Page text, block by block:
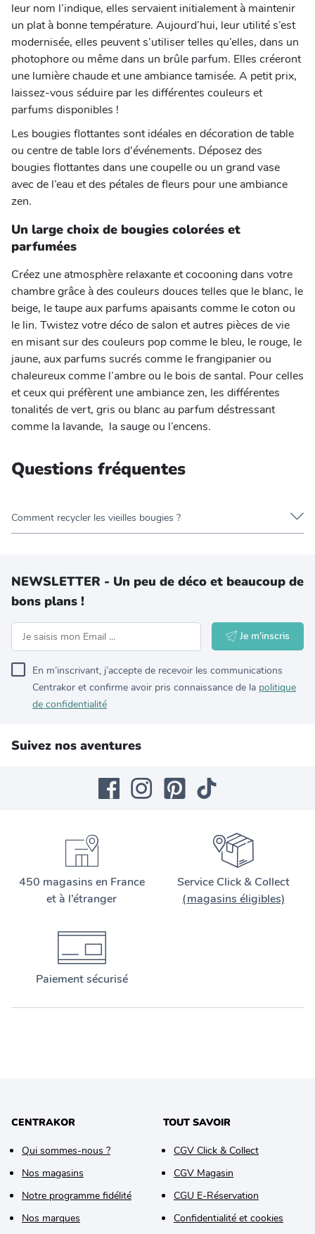
leur nom l’indique, elles servaient initialement à maintenir
un plat à bonne température. Aujourd’hui, leur utilité s’est
modernisée, elles peuvent s’utiliser telles qu’elles, dans un
photophore ou même dans un brûle parfum. Elles créeront
une lumière chaude et une ambiance tamisée. A petit prix,
laissez-vous séduire par les différentes couleurs et
parfums disponibles !
Les bougies flottantes sont idéales en décoration de table
ou centre de table lors d'événements. Déposez des
bougies flottantes dans une coupelle ou un grand vase
avec de l’eau et des pétales de fleurs pour une ambiance
zen.
Un large choix de bougies colorées et
parfumées
Créez une atmosphère relaxante et cocooning dans votre
chambre grâce à des couleurs douces telles que le blanc, le
beige, le taupe aux parfums apaisants comme le coton ou
le lin. Twistez votre déco de salon et autres pièces de vie
en misant sur des couleurs pop comme le bleu, le rouge, le
jaune, aux parfums sucrés comme le frangipanier ou
chaleureux comme l’ambre ou le bois de santal. Pour celles
et ceux qui préfèrent une ambiance zen, les différentes
tonalités de vert, gris ou blanc au parfum déstressant
comme la lavande, la sauge ou l’encens.
Questions fréquentes
Comment recycler les vieilles bougies ?
NEWSLETTER - Un peu de déco et beaucoup de
bons plans !
Je m'inscris
En m’inscrivant, j’accepte de recevoir les communications
Centrakor et confirme avoir pris connaissance de la politique
de confidentialité
Suivez nos aventures
450 magasins en France
et à l’étranger
Service Click & Collect
(magasins éligibles)
Paiement sécurisé
CENTRAKOR
Qui sommes-nous ?
Nos magasins
Notre programme fidélité
Nos marques
TOUT SAVOIR
CGV Click & Collect
CGV Magasin
CGU E-Réservation
Confidentialité et cookies